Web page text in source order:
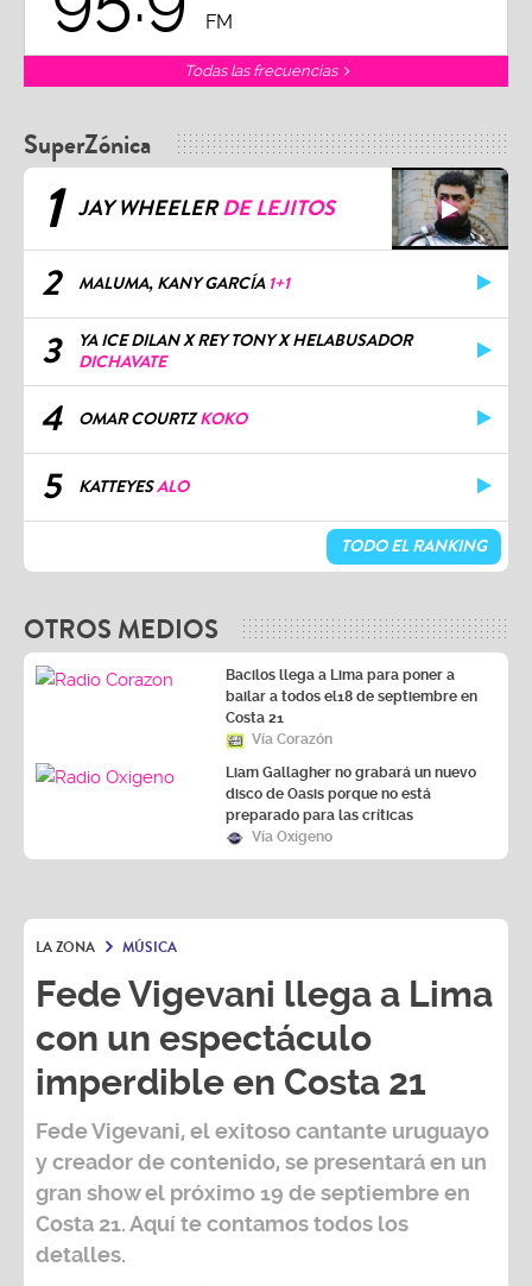
FM
Todas las frecuencias
SuperZónica
1 JAY WHEELERDE LEJITOS
2 MALUMA, KANY GARCÍA 1+1
3
YA ICE DILAN X REY TONY X HELABUSADOR
DICHAVATE
4 OMAR COURTZKOKO
5 KATTEYESALO
TODO EL RANKING
OTROS MEDIOS
Bacilos llega a Lima para poner a
bailar a todos el18 de septiembre en
Costa 21
Vía Corazón
Liam Gallagher no grabará un nuevo
disco de Oasis porque no está
preparado para las críticas
Vía Oxígeno
LA ZONA MÚSICA
Fede Vigevani llega a Lima
con un espectáculo
imperdible en Costa 21
Fede Vigevani, el exitoso cantante uruguayo
y creador de contenido, se presentará en un
gran show el próximo 19 de septiembreen
Costa 21. Aquí te contamos todos los
detalles.